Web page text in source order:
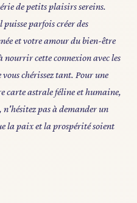
de petits plaisirs sereins.
parfois créer des
et votre amour du bien-être
cette connexion avec les
chérissez tant. Pour une
carte astrale féline et humaine,
n'hésitez pas à demander un
la paix et la prospérité soient